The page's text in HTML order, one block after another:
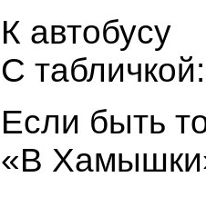
К автобусу
С
Если быть
«В